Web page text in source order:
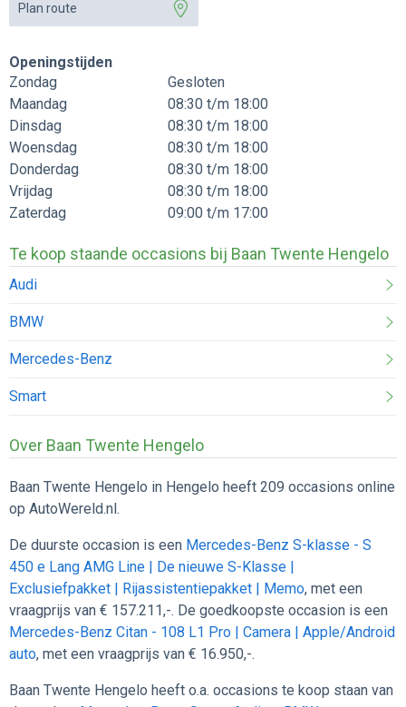
Plan route
Openingstijden
Zondag
Gesloten
Maandag
08:30 t/m 18:00
Dinsdag
08:30 t/m 18:00
Woensdag
08:30 t/m 18:00
Donderdag
08:30 t/m 18:00
Vrijdag
08:30 t/m 18:00
Zaterdag
09:00 t/m 17:00
Te koop staande occasions bij Baan Twente Hengelo
Audi
BMW
Mercedes-Benz
Smart
Over Baan Twente Hengelo
Baan Twente Hengelo in Hengelo heeft 209 occasions online
op AutoWereld.nl.
De duurste occasion is een Mercedes-Benz S-klasse - S
450 e Lang AMG Line | De nieuwe S-Klasse |
Exclusiefpakket | Rijassistentiepakket | Memo, met een
vraagprijs van € 157.211,-. De goedkoopste occasion is een
Mercedes-Benz Citan - 108 L1 Pro | Camera | Apple/Android
auto, met een vraagprijs van € 16.950,-.
Baan Twente Hengelo heeft o.a. occasions te koop staan van